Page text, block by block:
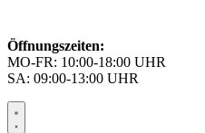
Öffnungszeiten:
MO-FR: 10:00-18:00 UHR
SA: 09:00-13:00 UHR